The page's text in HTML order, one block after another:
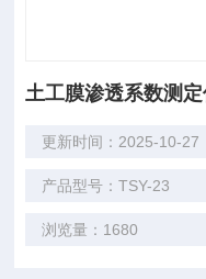
土工膜渗透系数测
更新时间：2025-10-27
产品型号：TSY-23
浏览量：1680